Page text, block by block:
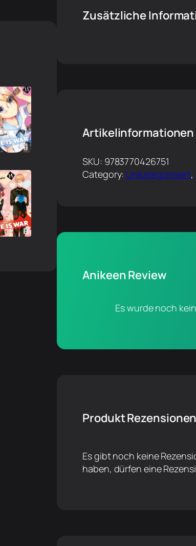
Zusätzliche
Artikelinformationen
SKU: 9783770426751
Category: Unkategorisiert,
Anikeen Review
Es wurde noch
Produkt Rezensionen
Es gibt noch keine
haben, dürfen eine